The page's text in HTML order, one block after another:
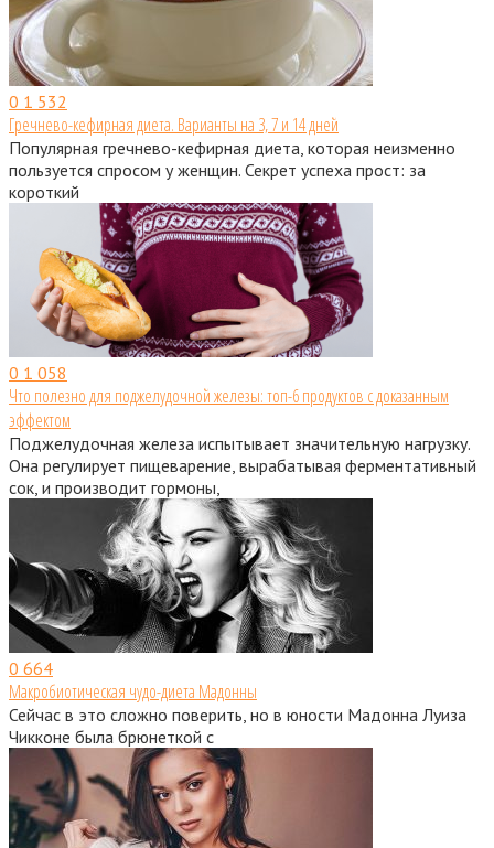
0 1 532
Гречнево-кефирная диета. Варианты на 3, 7 и 14 дней
Популярная гречнево-кефирная диета, которая неизменно
пользуется спросом у женщин. Секрет успеха прост: за
короткий
0 1 058
Что полезно для поджелудочной железы: топ-6 продуктов с доказанным
эффектом
Поджелудочная железа испытывает значительную нагрузку.
Она регулирует пищеварение, вырабатывая ферментативный
сок, и производит гормоны,
0 664
Макробиотическая чудо-диета Мадонны
Сейчас в это сложно поверить, но в юности Мадонна Луиза
Чикконе была брюнеткой с